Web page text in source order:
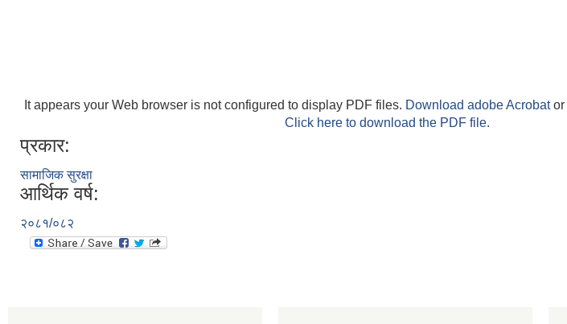
It appears your Web browser is not configured to display PDF files. Download adobe Acrobator
Click here to download the PDF file.
प्रकार:
सामाजिक सुरक्षा
आर्थिक वर्ष:
२०८१/०८२